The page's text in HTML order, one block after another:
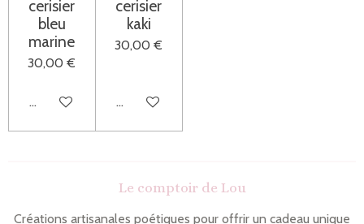
cerisier
bleu
marine
30,00 €
Ajouter au panier
cerisier
kaki
30,00 €
Ajouter au panier
Le comptoir de Lou
Créations artisanales poétiques pour offrir un cadeau unique